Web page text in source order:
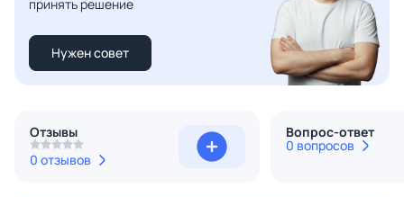
принять решение
Нужен совет
Отзывы
0 отзывов
Вопрос-ответ
0 вопросов